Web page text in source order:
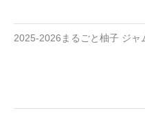
2025-2026まるごと柚子 ジャ